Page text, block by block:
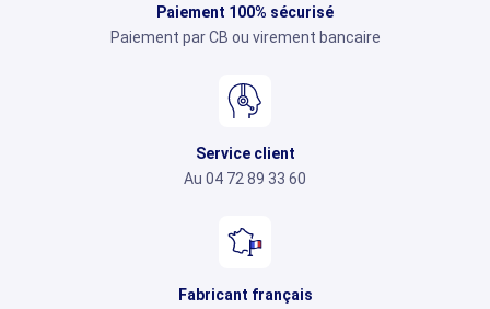
Paiement 100% sécurisé
Paiement par CB ou virement bancaire
Service client
Au 04 72 89 33 60
Fabricant français